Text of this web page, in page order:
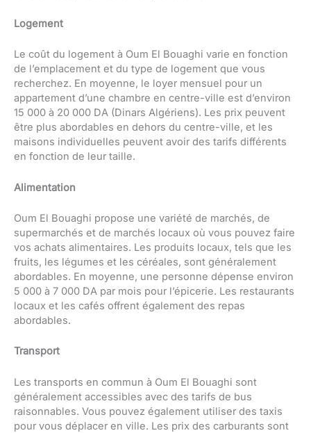
Logement
Le coût du logement à Oum El Bouaghi varie en fonction
de l’emplacement et du type de logement que vous
recherchez. En moyenne, le loyer mensuel pour un
appartement d’une chambre en centre-ville est d’environ
15 000 à 20 000 DA (Dinars Algériens). Les prix peuvent
être plus abordables en dehors du centre-ville, et les
maisons individuelles peuvent avoir des tarifs différents
en fonction de leur taille.
Alimentation
Oum El Bouaghi propose une variété de marchés, de
supermarchés et de marchés locaux où vous pouvez faire
vos achats alimentaires. Les produits locaux, tels que les
fruits, les légumes et les céréales, sont généralement
abordables. En moyenne, une personne dépense environ
5 000 à 7 000 DA par mois pour l’épicerie. Les restaurants
locaux et les cafés offrent également des repas
abordables.
Transport
Les transports en commun à Oum El Bouaghi sont
généralement accessibles avec des tarifs de bus
raisonnables. Vous pouvez également utiliser des taxis
pour vous déplacer en ville. Les prix des carburants sont